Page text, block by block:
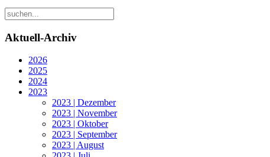
Aktuell-Archiv
2026
2025
2024
2023
2023 | Dezember
2023 | November
2023 | Oktober
2023 | September
2023 | August